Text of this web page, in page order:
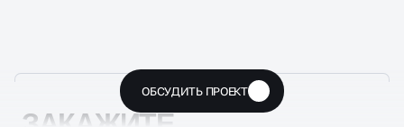
ОБСУДИТЬ ПРОЕКТ